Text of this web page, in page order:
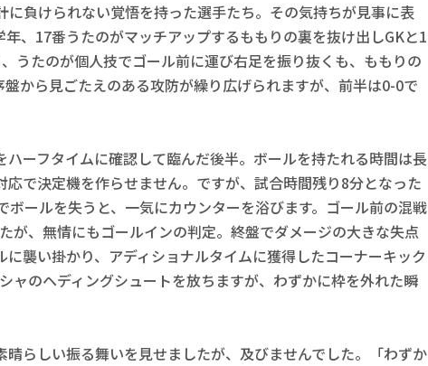
負けられない覚悟を持った選手たち。その気持ちが見事に表
、17番うたのがマッチアップするももりの裏を抜け出しGKと1
うたのが個人技でゴール前に運び右足を振り抜くも、ももりの
から見ごたえのある攻防が繰り広げられますが、前半は0-0で
ーフタイムに確認して臨んだ後半。ボールを持たれる時間は長
で決定機を作らせません。ですが、試合時間残り8分となった
ールを失うと、一気にカウンターを浴びます。ゴール前の混戦
が、無情にもゴールインの判定。終盤でダメージの大きな失点
襲い掛かり、アディショナルタイムに獲得したコーナーキック
ャのヘディングシュートを放ちますが、わずかに枠を外れた瞬
らしい振る舞いを見せましたが、及びませんでした。「わずか